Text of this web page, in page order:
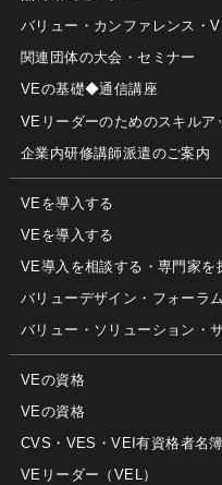
バリュー・カンファレンス・
関連団体の大会・セミナー
VEの基礎◆通信講座
VEリーダーのためのスキルア
企業内研修講師派遣のご案内
VEを導入する
VEを導入する
VE導入を相談する・専門家を
バリューデザイン・フォーラム
バリュー・ソリューション・
VEの資格
VEの資格
CVS・VES・VEI有資格者名簿
VEリーダー（VEL）